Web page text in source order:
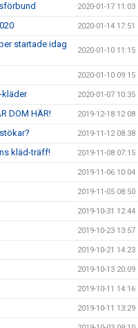
2020-01-17 11:03
2020-01-14 17:51
startade idag
2020-01-10 11:15
2020-01-10 09:15
kläder 2020-01-07 10:35
DOM HÄR! 2019-12-18 12:08
2019-11-12 08:38
kläd-träff! 2019-11-08 07:15
2019-11-06 10:04
2019-11-05 08:50
2019-10-31 12:44
2019-10-23 13:57
2019-10-21 14:23
2019-10-13 20:09
2019-10-11 14:16
2019-10-11 13:29